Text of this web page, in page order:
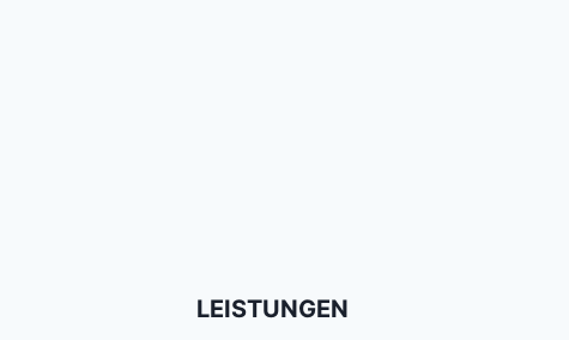
LEISTUNGEN